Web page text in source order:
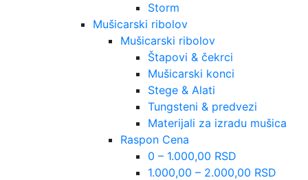
Storm
Mušicarski ribolov
Mušicarski ribolov
Štapovi & čekrci
Mušicarski konci
Stege & Alati
Tungsteni & predvezi
Materijali za izradu mušica
Raspon Cena
0 – 1.000,00 RSD
1.000,00 – 2.000,00 RSD